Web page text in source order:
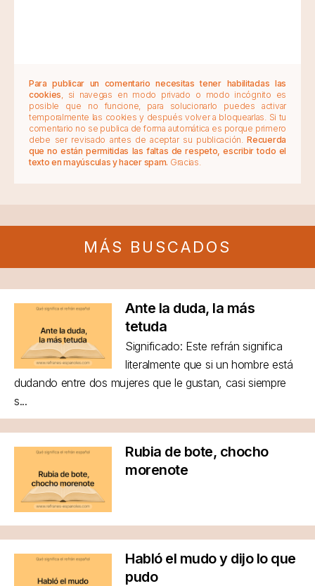
Para publicar un comentario necesitas tener habilitadas las
cookies , si navegas en modo privado o modo incógnito es
posible que no funcione, para solucionarlo puedes activar
temporalmente las cookies y después volver a bloquearlas. Si tu
comentario no se publica de forma automática es porque primero
debe ser revisado antes de aceptar su publicación.Recuerda
que no están permitidas las faltas de respeto, escribir todo el
texto en mayúsculas y hacer spam. Gracias.
MÁS BUSCADOS
Ante la duda, la más
tetuda
Significado: Este refrán significa
literalmente que si un hombre está
dudando entre dos mujeres que le gustan, casi siempre
s...
Rubia de bote, chocho
morenote
Habló el mudo y dijo lo que
pudo